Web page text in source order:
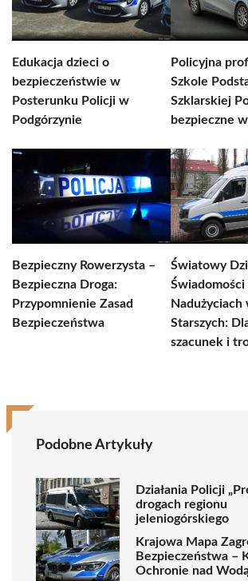
Edukacja dzieci o
bezpieczeństwie w
Posterunku Policji w
Podgórzynie
Policyjna
Szkole
Szklarskiej
bezpieczne
Bezpieczny Rowerzysta –
Bezpieczna Droga:
Przypomnienie Zasad
Bezpieczeństwa
Światowy
Świadomości
Starszych:
szacunek i
Podobne Artykuły
Działania Policji
drogach regionu
jeleniogórskiego
Krajowa Mapa
Bezpieczeństwa –
Ochronie nad